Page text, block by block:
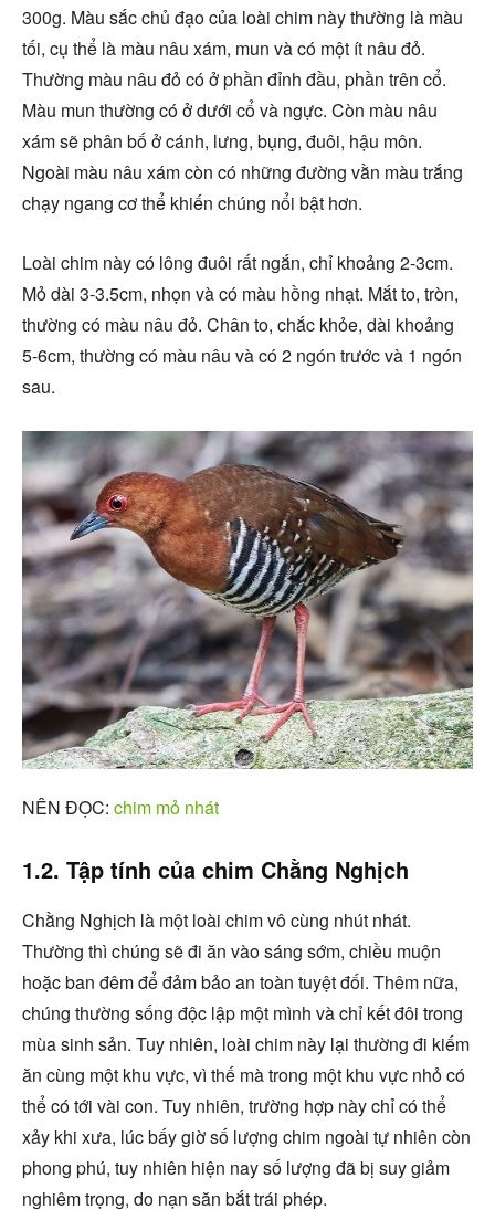
300g. Màu sắc chủ đạo của loài chim này thường là màu
tối, cụ thể là màu nâu xám, mun và có một ít nâu đỏ.
Thường màu nâu đỏ có ở phần đỉnh đầu, phần trên cổ.
Màu mun thường có ở dưới cổ và ngực. Còn màu nâu
xám sẽ phân bố ở cánh, lưng, bụng, đuôi, hậu môn.
Ngoài màu nâu xám còn có những đường vằn màu trắng
chạy ngang cơ thể khiến chúng nổi bật hơn.
Loài chim này có lông đuôi rất ngắn, chỉ khoảng 2-3cm.
Mỏ dài 3-3.5cm, nhọn và có màu hồng nhạt. Mắt to, tròn,
thường có màu nâu đỏ. Chân to, chắc khỏe, dài khoảng
5-6cm, thường có màu nâu và có 2 ngón trước và 1 ngón
sau.
NÊN ĐỌC: chim mỏ nhát
1.2. Tập tính của chim Chằng Nghịch
Chằng Nghịch là một loài chim vô cùng nhút nhát.
Thường thì chúng sẽ đi ăn vào sáng sớm, chiều muộn
hoặc ban đêm để đảm bảo an toàn tuyệt đối. Thêm nữa,
chúng thường sống độc lập một mình và chỉ kết đôi trong
mùa sinh sản. Tuy nhiên, loài chim này lại thường đi kiếm
ăn cùng một khu vực, vì thế mà trong một khu vực nhỏ có
thể có tới vài con. Tuy nhiên, trường hợp này chỉ có thể
xảy khi xưa, lúc bấy giờ số lượng chim ngoài tự nhiên còn
phong phú, tuy nhiên hiện nay số lượng đã bị suy giảm
nghiêm trọng, do nạn săn bắt trái phép.